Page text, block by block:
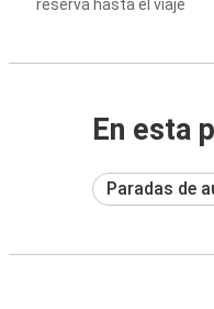
reserva hasta el viaje
En esta
Paradas de